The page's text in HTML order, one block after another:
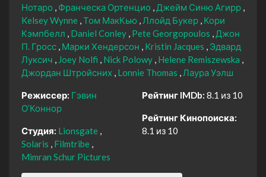
Нотаро
Франческа Ортенцио
Джейм Синю Агирр
Kelsey Wynne Том МакКью Ллойд Букер Кори
Кэмпбелл
Daniel Conley Pete Georgopoulos
Джон
П. Гросс Марки Хендерсон Kristin Jacques
Эдвард
Луксич
Joey Nolfi Nick Polowy Helene Remiszewska
Джордан Штройсних
Lonnie Thomas Лаура Уэлш
Режиссер: Гэвин
О’Коннор
Студия: Lionsgate
Solaris
Filmtribe
Mimran Schur Pictures
Рейтинг IMDb: 8.1 из 10
Рейтинг Кинопоиска:
8.1 из 10